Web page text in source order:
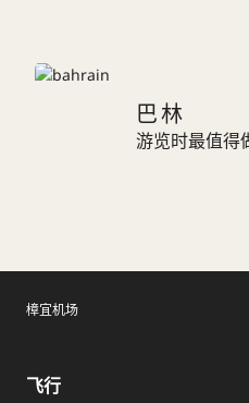
巴林
游览时最值得
樟宜机场
飞行